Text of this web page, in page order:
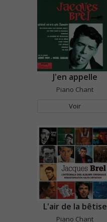
J'en appelle
Piano Chant
Voir
L'air de la bêtise
Piano Chant